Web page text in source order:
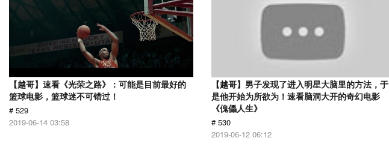
【越哥】速看《光荣之路》：可能是目前最好的
篮球电影，篮球迷不可错过！
# 529
2019-06-14 03:58
【越哥】男子发现了进入明星大脑里的方法，于
是他开始为所欲为！速看脑洞大开的奇幻电影
《傀儡人生》
# 530
2019-06-12 06:12